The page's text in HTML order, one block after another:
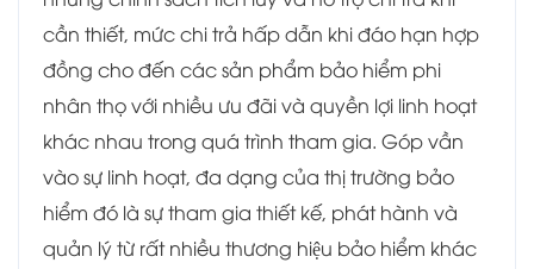
cần thiết, mức chi trả hấp dẫn khi đáo hạn hợp
đồng cho đến các sản phẩm bảo hiểm phi
nhân thọ với nhiều ưu đãi và quyền lợi linh hoạt
khác nhau trong quá trình tham gia. Góp vần
vào sự linh hoạt, đa dạng của thị trường bảo
hiểm đó là sự tham gia thiết kế, phát hành và
quản lý từ rất nhiều thương hiệu bảo hiểm khác